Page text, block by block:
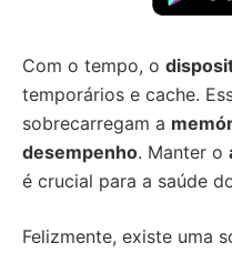
Com o tempo, o
temporários e cache.
sobrecarregam a
desempenho. Manter o
é crucial para a saúde
Felizmente, existe uma